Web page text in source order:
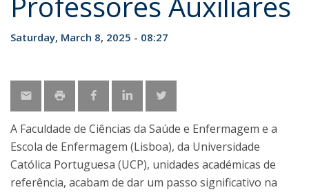
Saturday, March 8, 2025 - 08:27
A Faculdade de Ciências da Saúde e Enfermagem e a
Escola de Enfermagem (Lisboa), da Universidade
Católica Portuguesa (UCP), unidades académicas de
referência, acabam de dar um passo significativo na